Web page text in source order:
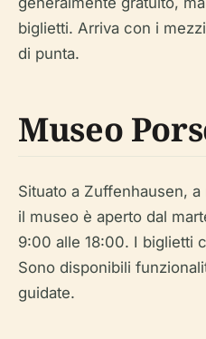
biglietti. Arriva con i
di punta.
Museo
Situato a Zuffenhausen,
il museo è aperto dal
9:00 alle 18:00. I biglietti
Sono disponibili
guidate.